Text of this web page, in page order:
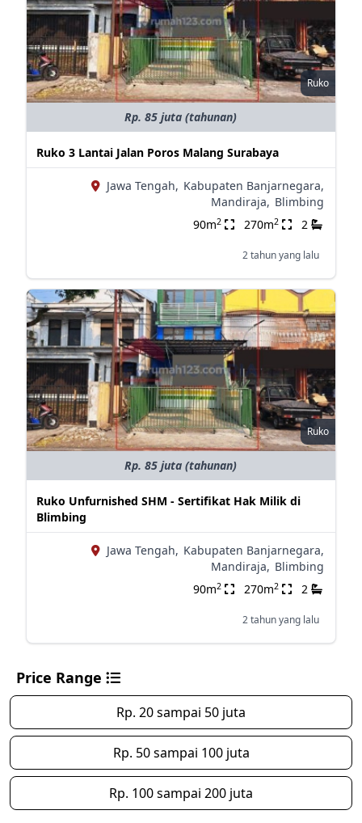
Ruko
Rp. 85 juta (tahunan)
Ruko 3 Lantai Jalan Poros Malang Surabaya
Jawa Tengah, Kabupaten Banjarnegara,
Mandiraja, Blimbing
90m2 270m2 2
2 tahun yang lalu
Ruko
Rp. 85 juta (tahunan)
Ruko Unfurnished SHM - Sertifikat Hak Milik di
Blimbing
Jawa Tengah, Kabupaten Banjarnegara,
Mandiraja, Blimbing
90m2 270m2 2
2 tahun yang lalu
Price Range
Rp. 20 sampai 50 juta
Rp. 50 sampai 100 juta
Rp. 100 sampai 200 juta